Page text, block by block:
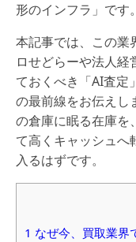
形のインフラ」です。
本記事では、この業
ロせどらーや法人
ておくべき「AI査定
の最前線をお伝えし
の倉庫に眠る在庫を
て高くキャッシュへ
入るはずです。
1 なぜ今、買取業界